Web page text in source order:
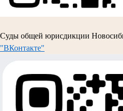
Суды общей юрисдикции
"ВКонтакте"